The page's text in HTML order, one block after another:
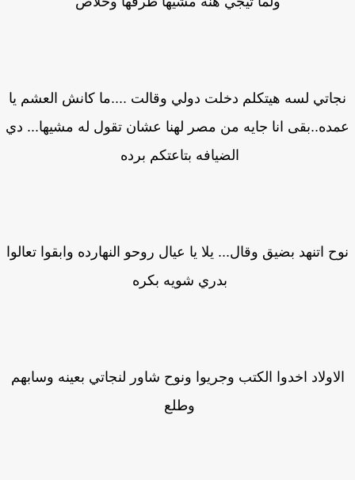
لسه هيتكلم دخلت دولي وقالت ....ما كانش العشم يا
انا جايه من مصر لهنا عشان تقول له مشيها... دي
الضيافه بتاعتكم برده
اتنهد بضيق وقال... يلا يا عيال روحو النهارده وابقوا تعالوا
بدري شويه بكره
اخدوا الكتب وجريوا ونوح شاور لنجاتي بعينه وسابهم
وطلع